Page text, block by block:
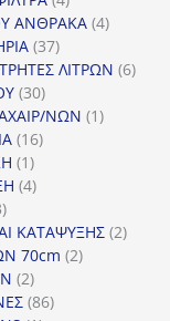
προϊόντα
ΑΝΘΡΑΚΑ 44
3737
προϊόντα
ΛΙΤΡΩΝ 66
3030
προϊόντα
ΝΩΝ 11
1616
11
προϊόν
44
3
προϊόντα
ΚΑΤΑΨΥΞΗΣ 22
70cm 22
22
προϊόντα
8686